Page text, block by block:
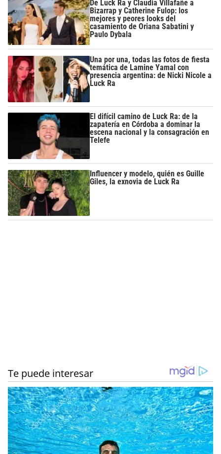
De Luck Ra y Claudia Villafañe a
Bizarrap y Catherine Fulop: los
mejores y peores looks del
casamiento de Oriana Sabatini y
Paulo Dybala
Una por una, todas las fotos de fiesta
temática de Lamine Yamal con
presencia argentina: de Nicki Nicole a
Luck Ra
El difícil camino de Luck Ra: de la
zapatería en Córdoba a dominar la
escena nacional y la consagración en
Telefe
Influencer y modelo, quién es Guille
Giles, la exnovia de Luck Ra